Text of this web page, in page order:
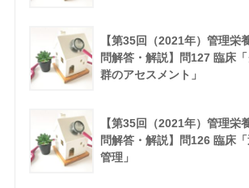
【第35回（2021年）管理栄
問解答・解説】問127 臨床
群のアセスメント」
【第35回（2021年）管理栄
問解答・解説】問126 臨床
管理」